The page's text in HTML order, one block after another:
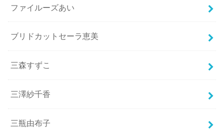
ファイルーズあい
ブリドカットセーラ恵美
三森すずこ
三澤紗千香
三瓶由布子